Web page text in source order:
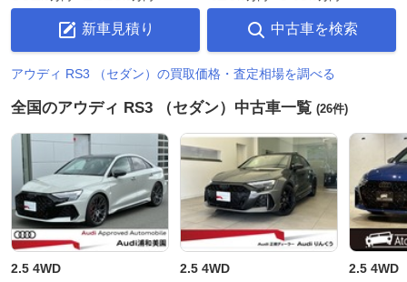
新車見積り 中古車を検索
アウディ RS3 （セダン）の買取価格・査定相場を調べる
全国のアウディ RS3 （セダン）中古車一覧 (26件)
2.5 4WD 2.5 4WD 2.5 4WD